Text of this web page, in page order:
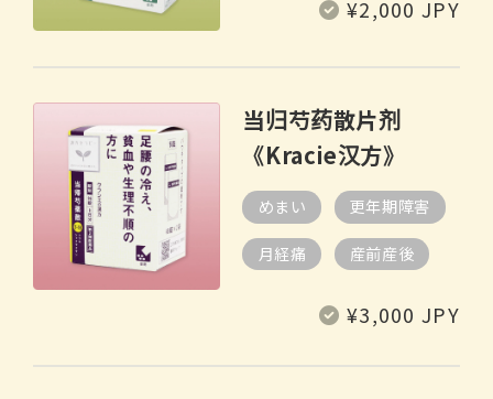
常 ¥2,000 JPY
当归芍药散片剂
《Kracie汉方》
めまい 更年期障害
月経痛 産前産後
常 ¥3,000 JPY